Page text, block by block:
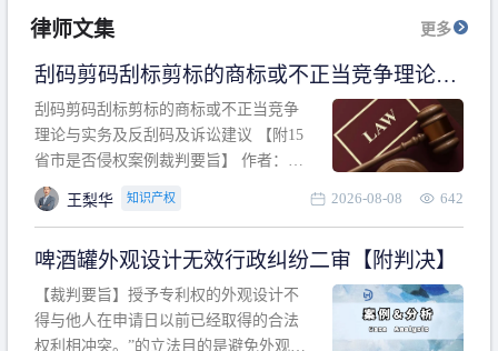
律师文集 更多
刮码剪码刮标剪标的商标或不正当竞争理论与
实务及反刮码及诉讼建议 【附15省市是否侵权
案例裁判要旨】
刮码剪码刮标剪标的商标或不正当竞争
理论与实务及反刮码及诉讼建议 【附15
省市是否侵权案例裁判要旨】 作者：浙
江杭知桥律师事务所 王梨华 周靖超 【导
读】 第一部分：刮码剪码刮标剪标的商
诉讼建议 第二部分：15省市是否侵权案
例的裁判要旨 目录 第一部分、刮码剪码
刮
王梨华 知识产权 2026-08-08 642
啤酒罐外观设计无效行政纠纷二审【附判决】
【裁判要旨】授予专利权的外观设计不
得与他人在申请日以前已经取得的合法
权利相冲突。”的立法目的是避免外观设